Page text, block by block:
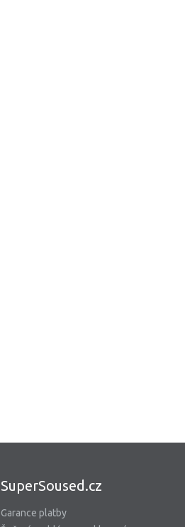
SuperSoused.cz
Garance platby